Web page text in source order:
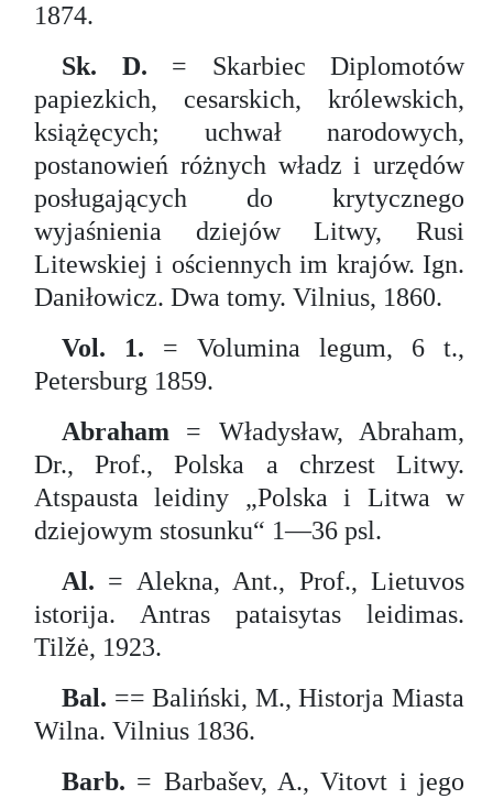
1874.
Sk. D. = Skarbiec Diplomotów
papiezkich, cesarskich, królewskich,
książęcych; uchwał narodowych,
postanowień różnych władz i urzędów
posługających do krytycznego
wyjaśnienia dziejów Litwy, Rusi
Litewskiej i ościennych im krajów. Ign.
Daniłowicz. Dwa tomy. Vilnius, 1860.
Vol. 1. = Volumina legum, 6 t.,
Petersburg 1859.
Abraham = Władysław, Abraham,
Dr., Prof., Polska a chrzest Litwy.
Atspausta leidiny „Polska i Litwa w
dziejowym stosunku“ 1—36 psl.
Al. = Alekna, Ant., Prof., Lietuvos
istorija. Antras pataisytas leidimas.
Tilžė, 1923.
Bal. == Baliński, M., Historja Miasta
Wilna. Vilnius 1836.
Barb. = Barbašev, A., Vitovt i jego